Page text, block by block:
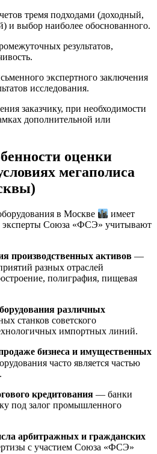
тремя подходами (доходный,
и выбор наиболее обоснованного.
результатов,
экспертного заключения
исследования.
заказчику, при необходимости
дополнительной или
оценки
мегаполиса
в Москве
имеет
эксперты Союза «ФСЭ» учитывают
производственных активов —
разных отраслей
полиграфия, пищевая
различных
станков советского
импортных линий.
бизнеса и имущественных
часто является частью
кредитования — банки
под залог промышленного
арбитражных и гражданских
с участием Союза «ФСЭ»